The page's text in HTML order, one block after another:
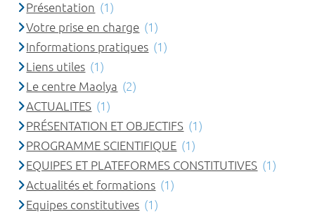
Présentation (1)
Votre prise en charge (1)
Informations pratiques (1)
Liens utiles (1)
Le centre Maolya (2)
ACTUALITES (1)
PRÉSENTATION ET OBJECTIFS (1)
PROGRAMME SCIENTIFIQUE (1)
EQUIPES ET PLATEFORMES CONSTITUTIVES (1)
Actualités et formations (1)
Equipes constitutives (1)